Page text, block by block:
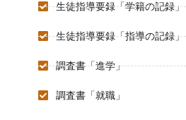
生徒指導要録「学籍の記録」
生徒指導要録「指導の記録」
調査書「進学」
調査書「就職」